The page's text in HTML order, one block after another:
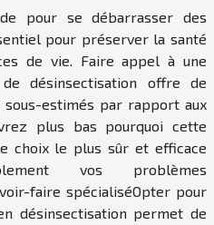
pour se débarrasser des
pour préserver la santé
de vie. Faire appel à une
désinsectisation offre de
sous-estimés par rapport aux
plus bas pourquoi cette
choix le plus sûr et efficace
vos problèmes
faire spécialiséOpter pour
désinsectisation permet de